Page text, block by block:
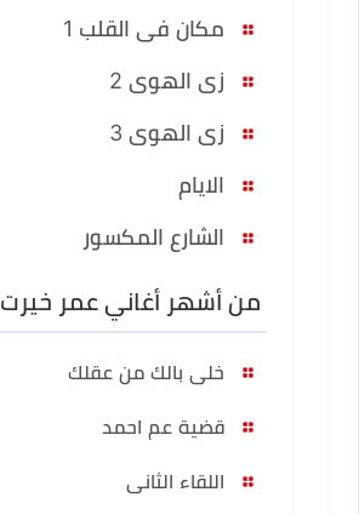
مكان فى القلب 1
زى الهوى 2
زى الهوى 3
الايام
الشارع المكسور
من أشهر أغاني عمر خيرت
خلى بالك من عقلك
قضية عم احمد
اللقاء الثانى